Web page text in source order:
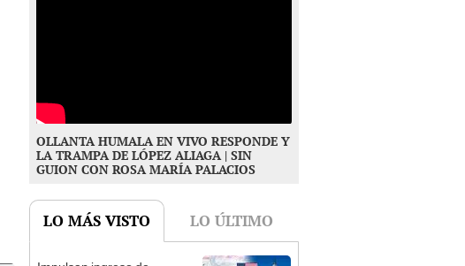
OLLANTA HUMALA EN VIVO RESPONDE Y
LA TRAMPA DE LÓPEZ ALIAGA | SIN
GUION CON ROSA MARÍA PALACIOS
LO MÁS VISTO LO ÚLTIMO